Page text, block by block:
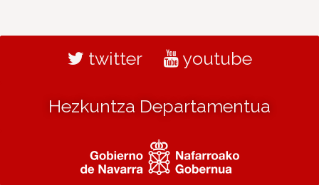
twitter youtube
Hezkuntza Departamentua